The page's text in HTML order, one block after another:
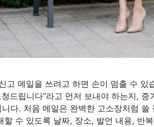
고 메일을 쓰려고 하면 손이 멈출 수 있
드립니다”라고 먼저 보내야 하는지,
다. 처음 메일은 완벽한 고소장처럼
할 수 있도록 날짜, 장소, 발언 내용, 반